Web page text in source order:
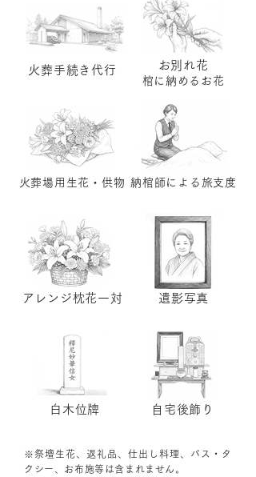
火葬手続き代行 ​お別れ花
棺に納めるお花
火葬場用生花・供物 納棺師による旅支度
アレンジ枕花一対 遺影写真
白木位牌 自宅後飾り
※祭壇生花、返礼品、仕出し料理、バス・タ
クシー、お布施等は含まれません。